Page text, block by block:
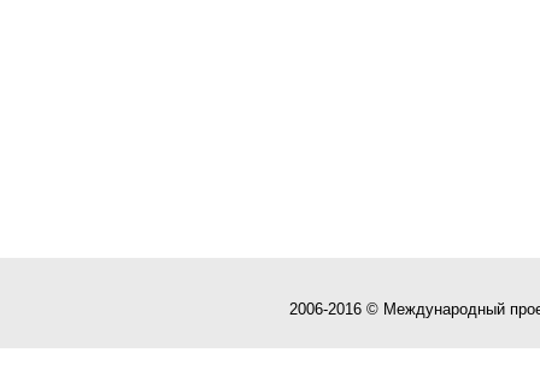
2006-2016 © Международный